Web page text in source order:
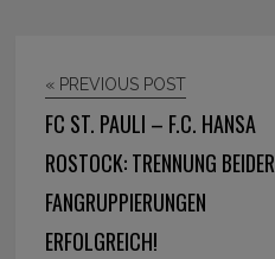
« PREVIOUS POST
FC ST. PAULI – F.C. HANSA
ROSTOCK: TRENNUNG BEIDER
FANGRUPPIERUNGEN
ERFOLGREICH!